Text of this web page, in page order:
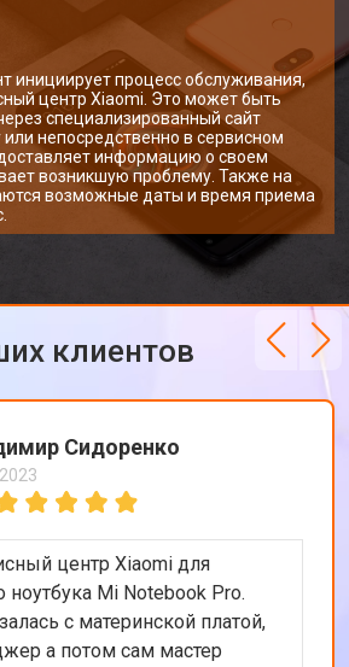
инициирует процесс обслуживания,
центр Xiaomi. Это может быть
специализированный сайт
непосредственно в сервисном
информацию о своем
возникшую проблему. Также на
возможные даты и время приема
клиентов
Сидоренко
центр Xiaomi для
ноутбука Mi Notebook Pro.
с материнской платой,
а потом сам мастер